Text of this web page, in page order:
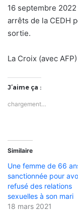
16 septembre
arrêts de la CEDH
sortie.
La Croix (avec AFP)
J’aime ça :
chargement…
Similaire
Une femme de 66
sanctionnée pour
refusé des relations
sexuelles à son mari
18 mars 2021